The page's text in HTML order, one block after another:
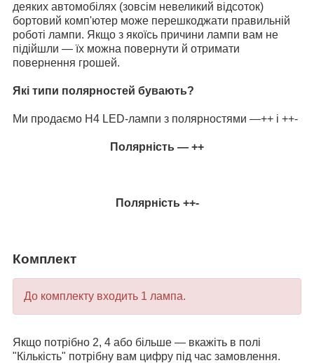
деяких автомобілях (зовсім невеликий відсоток)
бортовий комп'ютер може перешкоджати правильній
роботі лампи. Якщо з якоїсь причини лампи вам не
підійшли — їх можна повернути й отримати
повернення грошей.
Які типи полярностей бувають?
Ми продаємо H4 LED-лампи з полярностями —++ і ++-
Полярність — ++
Полярність ++-
Комплект
До комплекту входить 1 лампа.
Якщо потрібно 2, 4 або більше — вкажіть в полі
"Кількість" потрібну вам цифру під час замовлення.